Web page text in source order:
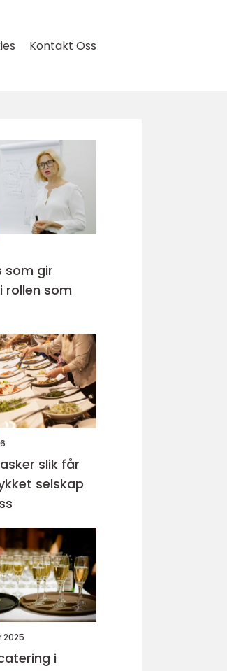
Kontakt Oss
som gir
rollen som
slik får
selskap
2025
i